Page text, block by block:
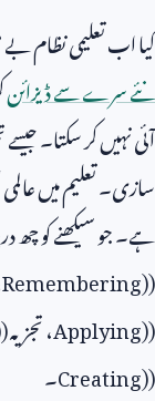
کیا اب تعلیمی نظام
نئے سرے سے ڈیزائن
آئی نہیں کر سکتا۔
سازی۔ تعلیم میں
ہے۔ جو سیکھنے کو چھ
(
Remembering)
(
Applying)، تجزیہ (
(
Creating)۔